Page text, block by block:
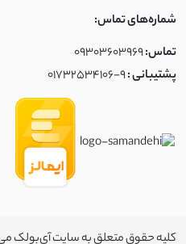
شماره‌های تماس:
تماس:09303603969
پشتیبانی :01732534106-9
کلیه حقوق متعلق به سایت آی‌بولک